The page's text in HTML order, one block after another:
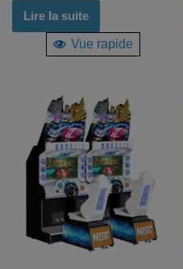
Lire la suite
Vue rapide